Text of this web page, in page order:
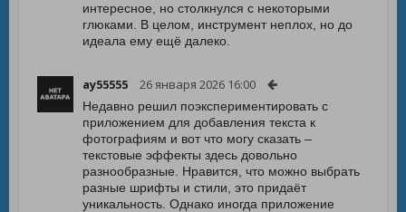
интересное, но столкнулся с некоторыми
глюками. В целом, инструмент неплох, но до
идеала ему ещё далеко.
ay55555 26 января 2026 16:00
Недавно решил поэкспериментировать с
приложением для добавления текста к
фотографиям и вот что могу сказать –
текстовые эффекты здесь довольно
разнообразные. Нравится, что можно выбрать
разные шрифты и стили, это придаёт
уникальность. Однако иногда приложение